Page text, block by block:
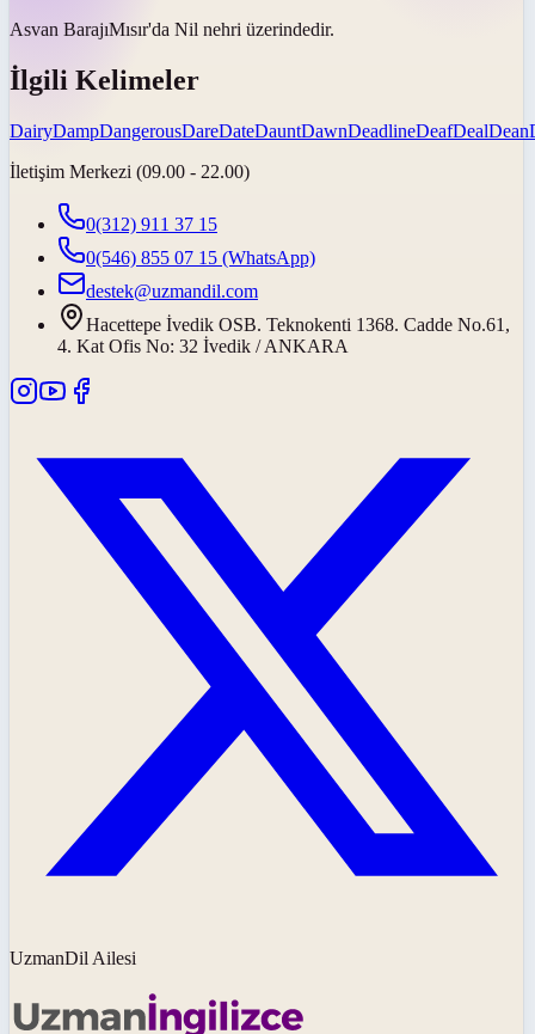
Asvan BarajıMısır'da Nil nehri üzerindedir.
İlgili Kelimeler
DairyDampDangerousDareDateDauntDawnDeadlineDeafDealDean
İletişim Merkezi (09.00 - 22.00)
0(312) 911 37 15
0(546) 855 07 15 (WhatsApp)
destek@uzmandil.com
Hacettepe İvedik OSB. Teknokenti 1368. Cadde No.61,
4. Kat Ofis No: 32 İvedik / ANKARA
UzmanDil Ailesi